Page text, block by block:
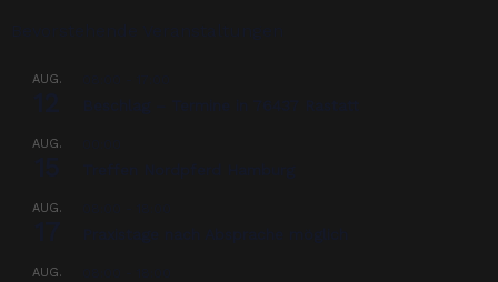
AUG.
AUG.
AUG.
AUG.